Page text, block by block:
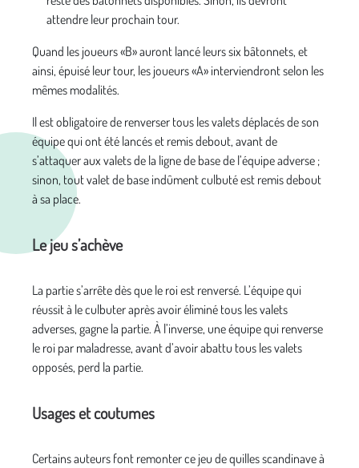
attendre leur prochain tour.
Quand les joueurs «B» auront lancé leurs six bâtonnets, et
ainsi, épuisé leur tour, les joueurs «A» interviendront selon les
mêmes modalités.
Il est obligatoire de renverser tous les valets déplacés de son
équipe qui ont été lancés et remis debout, avant de
s’attaquer aux valets de la ligne de base de l’équipe adverse ;
sinon, tout valet de base indûment culbuté est remis debout
à sa place.
Le jeu s’achève
La partie s’arrête dès que le roi est renversé. L’équipe qui
réussit à le culbuter après avoir éliminé tous les valets
adverses, gagne la partie. À l’inverse, une équipe qui renverse
le roi par maladresse, avant d’avoir abattu tous les valets
opposés, perd la partie.
Usages et coutumes
Certains auteurs font remonter ce jeu de quilles scandinave à